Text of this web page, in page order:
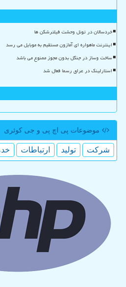
خردسالان در تونل وحشت فیلترشکن ها
اینترنت ماهواره ای آمازون مستقیم به موبایل می رسد
ساخت وساز در جنگل بدون مجوز ممنوع می باشد
استارلینک در عراق رسما فعال شد
موضوعات پی اچ پی و جی كوئری
شركت تولید ارتباطات